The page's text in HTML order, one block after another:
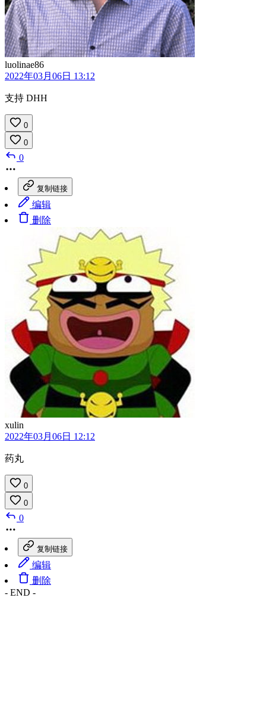
luolinae86
2022年03月06日 13:12
支持 DHH
0
0
0
复制链接
编辑
删除
xulin
2022年03月06日 12:12
药丸
0
0
0
复制链接
编辑
删除
- END -